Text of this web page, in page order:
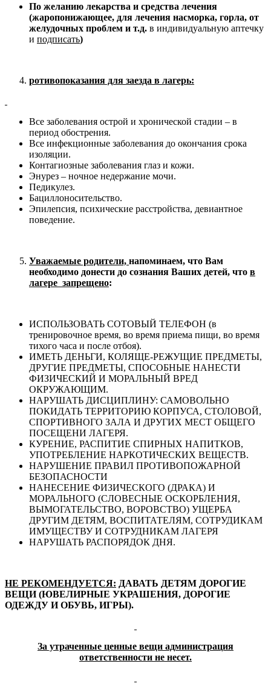
По желанию лекарства и средства лечения
(жаропонижающее, для лечения насморка, горла, от
желудочных проблем и т.д. в индивидуальную аптечку
и подписать)
ротивопоказания для заезда в лагерь:
Все заболевания острой и хронической стадии – в
период обострения.
Все инфекционные заболевания до окончания срока
изоляции.
Контагиозные заболевания глаз и кожи.
Энурез – ночное недержание мочи.
Педикулез.
Бациллоносительство.
Эпилепсия, психические расстройства, девиантное
поведение.
Уважаемые родители, напоминаем, что Вам
необходимо донести до сознания Ваших детей, что в
лагере запрещено:
ИСПОЛЬЗОВАТЬ СОТОВЫЙ ТЕЛЕФОН (в
тренировочное время, во время приема пищи, во время
тихого часа и после отбоя).
ИМЕТЬ ДЕНЬГИ, КОЛЯЩЕ-РЕЖУЩИЕ ПРЕДМЕТЫ,
ДРУГИЕ ПРЕДМЕТЫ, СПОСОБНЫЕ НАНЕСТИ
ФИЗИЧЕСКИЙ И МОРАЛЬНЫЙ ВРЕД
ОКРУЖАЮЩИМ.
НАРУШАТЬ ДИСЦИПЛИНУ: САМОВОЛЬНО
ПОКИДАТЬ ТЕРРИТОРИЮ КОРПУСА, СТОЛОВОЙ,
СПОРТИВНОГО ЗАЛА И ДРУГИХ МЕСТ ОБЩЕГО
ПОСЕЩЕНИ ЛАГЕРЯ.
КУРЕНИЕ, РАСПИТИЕ СПИРНЫХ НАПИТКОВ,
УПОТРЕБЛЕНИЕ НАРКОТИЧЕСКИХ ВЕЩЕСТВ.
НАРУШЕНИЕ ПРАВИЛ ПРОТИВОПОЖАРНОЙ
БЕЗОПАСНОСТИ
НАНЕСЕНИЕ ФИЗИЧЕСКОГО (ДРАКА) И
МОРАЛЬНОГО (СЛОВЕСНЫЕ ОСКОРБЛЕНИЯ,
ВЫМОГАТЕЛЬСТВО, ВОРОВСТВО) УЩЕРБА
ДРУГИМ ДЕТЯМ, ВОСПИТАТЕЛЯМ, СОТРУДИКАМ
ИМУЩЕСТВУ И СОТРУДНИКАМ ЛАГЕРЯ
НАРУШАТЬ РАСПОРЯДОК ДНЯ.
НЕ РЕКОМЕНДУЕТСЯ: ДАВАТЬ ДЕТЯМ ДОРОГИЕ
ВЕЩИ (ЮВЕЛИРНЫЕ УКРАШЕНИЯ, ДОРОГИЕ
ОДЕЖДУ И ОБУВЬ, ИГРЫ).
За утраченные ценные вещи администрация
ответственности не несет.